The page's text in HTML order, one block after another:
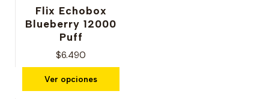
Flix Echobox
Blueberry 12000
Puff
$6.490
Ver opciones